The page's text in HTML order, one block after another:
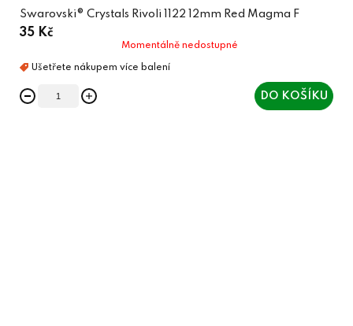
Swarovski® Crystals Rivoli 1122 12mm Red Magma F
35 Kč
Momentálně nedostupné
DO KOŠÍKU